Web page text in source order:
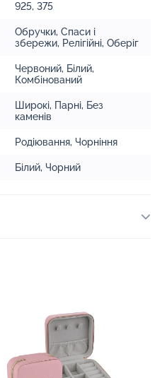
925, 375
Обручки, Спаси і
збережи, Релігійні, Оберіг
Червоний, Білий,
Комбінований
Широкі, Парні, Без
каменів
Родіювання, Чорніння
Білий, Чорний